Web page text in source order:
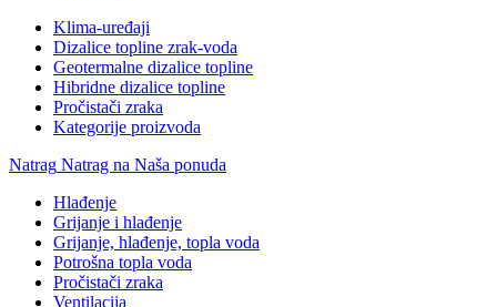
Klima-uređaji
Dizalice topline zrak-voda
Geotermalne dizalice topline
Hibridne dizalice topline
Pročistači zraka
Kategorije proizvoda
Natrag Natrag na Naša ponuda
Hlađenje
Grijanje i hlađenje
Grijanje, hlađenje, topla voda
Potrošna topla voda
Pročistači zraka
Ventilacija